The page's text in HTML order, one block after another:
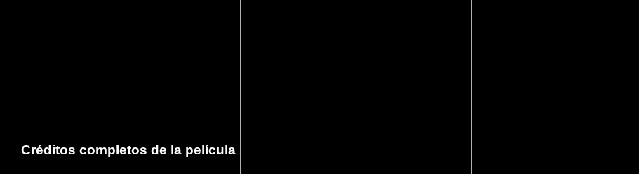
Créditos completos de la película Les baisers